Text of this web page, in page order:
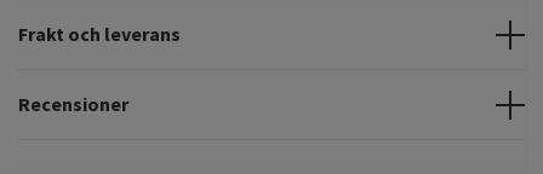
Frakt och leverans
Recensioner